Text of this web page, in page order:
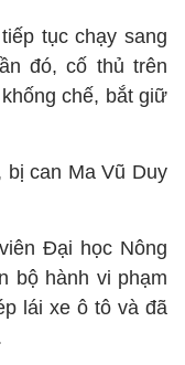
tục chạy sang
đó, cố thủ trên
chế, bắt giữ
bị can Ma Vũ Duy
Đại học Nông
bộ hành vi phạm
lái xe ô tô và đã